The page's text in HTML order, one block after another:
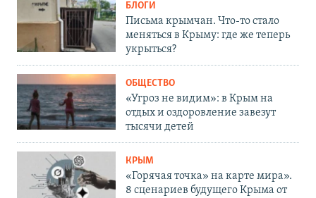
БЛОГИ
Письма крымчан. Что-то стало
меняться в Крыму: где же теперь
укрыться?
ОБЩЕСТВО
«Угроз не видим»: в Крым на
отдых и оздоровление завезут
тысячи детей
КРЫМ
«Горячая точка» на карте мира».
8 сценариев будущего Крыма от